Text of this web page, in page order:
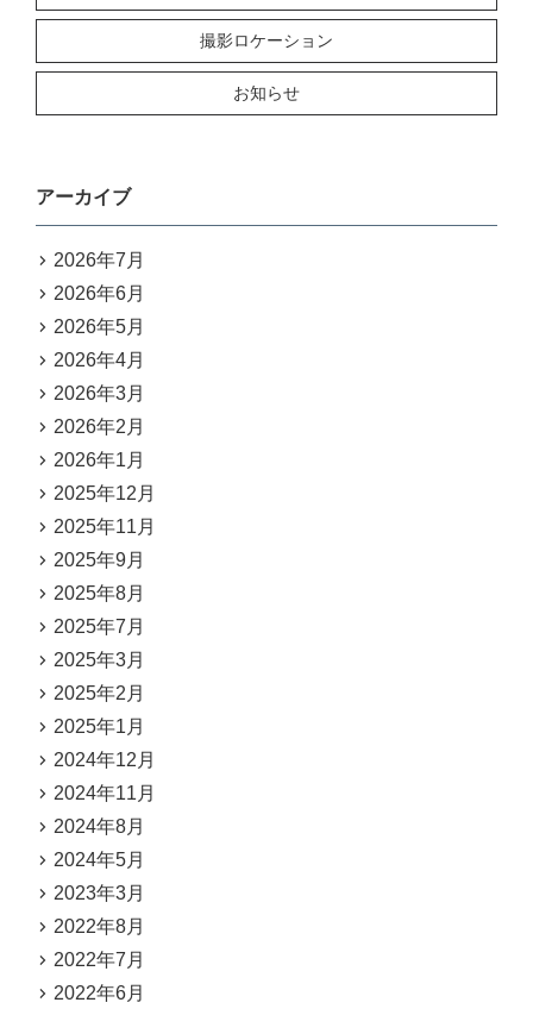
撮影ロケーション
お知らせ
アーカイブ
2026年7月
2026年6月
2026年5月
2026年4月
2026年3月
2026年2月
2026年1月
2025年12月
2025年11月
2025年9月
2025年8月
2025年7月
2025年3月
2025年2月
2025年1月
2024年12月
2024年11月
2024年8月
2024年5月
2023年3月
2022年8月
2022年7月
2022年6月